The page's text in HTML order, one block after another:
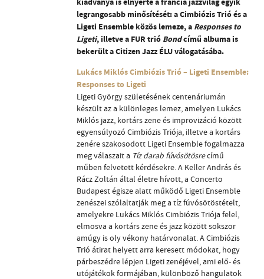
kiadványa is elnyerte a francia jazzvilág egyik
legrangosabb minősítését: a Cimbiózis Trió és a
Ligeti Ensemble közös lemeze, aResponses to
Ligeti, illetve a FUR trióBondcímű albuma is
bekerült a Citizen Jazz ÉLU válogatásába.
Lukács Miklós Cimbiózis Trió – Ligeti Ensemble:
Responses to Ligeti
Ligeti György születésének centenáriumán
készült az a különleges lemez, amelyen Lukács
Miklós jazz, kortárs zene és improvizáció között
egyensúlyozó Cimbiózis Triója, illetve a kortárs
zenére szakosodott Ligeti Ensemble fogalmazza
meg válaszait a Tíz darab fúvósötösrecímű
műben felvetett kérdésekre. A Keller András és
Rácz Zoltán által életre hívott, a Concerto
Budapest égisze alatt működő Ligeti Ensemble
zenészei szólaltatják meg a tíz fúvósötöstételt,
amelyekre Lukács Miklós Cimbiózis Triója felel,
elmosva a kortárs zene és jazz között sokszor
amúgy is oly vékony határvonalat. A Cimbiózis
Trió átirat helyett arra keresett módokat, hogy
párbeszédre lépjen Ligeti zenéjével, ami elő- és
utójátékok formájában, különböző hangulatok